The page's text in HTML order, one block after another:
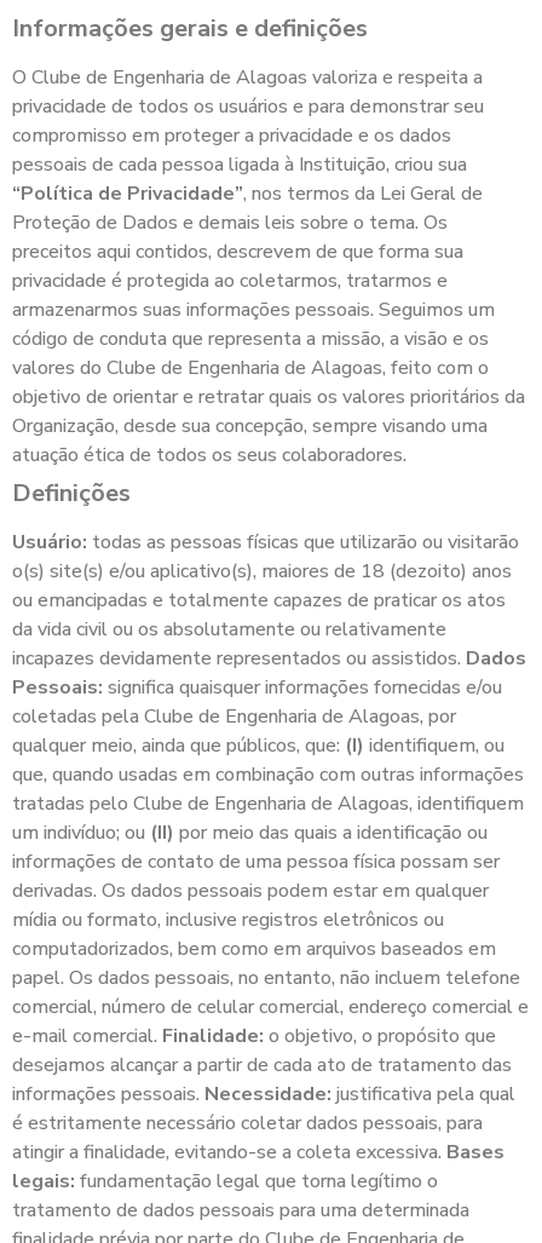
Informações gerais e definições
O Clube de Engenharia de Alagoas valoriza e respeita a
privacidade de todos os usuários e para demonstrar seu
compromisso em proteger a privacidade e os dados
pessoais de cada pessoa ligada à Instituição, criou sua
“Política de Privacidade”, nos termos da Lei Geral de
Proteção de Dados e demais leis sobre o tema. Os
preceitos aqui contidos, descrevem de que forma sua
privacidade é protegida ao coletarmos, tratarmos e
armazenarmos suas informações pessoais. Seguimos um
código de conduta que representa a missão, a visão e os
valores do Clube de Engenharia de Alagoas, feito com o
objetivo de orientar e retratar quais os valores prioritários da
Organização, desde sua concepção, sempre visando uma
atuação ética de todos os seus colaboradores.
Definições
Usuário: todas as pessoas físicas que utilizarão ou visitarão
o(s) site(s) e/ou aplicativo(s), maiores de 18 (dezoito) anos
ou emancipadas e totalmente capazes de praticar os atos
da vida civil ou os absolutamente ou relativamente
incapazes devidamente representados ou assistidos. Dados
Pessoais: significa quaisquer informações fornecidas e/ou
coletadas pela Clube de Engenharia de Alagoas, por
qualquer meio, ainda que públicos, que: (I) identifiquem, ou
que, quando usadas em combinação com outras informações
tratadas pelo Clube de Engenharia de Alagoas, identifiquem
um indivíduo; ou (II) por meio das quais a identificação ou
informações de contato de uma pessoa física possam ser
derivadas. Os dados pessoais podem estar em qualquer
mídia ou formato, inclusive registros eletrônicos ou
computadorizados, bem como em arquivos baseados em
papel. Os dados pessoais, no entanto, não incluem telefone
comercial, número de celular comercial, endereço comercial e
e-mail comercial. Finalidade: o objetivo, o propósito que
desejamos alcançar a partir de cada ato de tratamento das
informações pessoais. Necessidade: justificativa pela qual
é estritamente necessário coletar dados pessoais, para
atingir a finalidade, evitando-se a coleta excessiva. Bases
legais: fundamentação legal que torna legítimo o
tratamento de dados pessoais para uma determinada